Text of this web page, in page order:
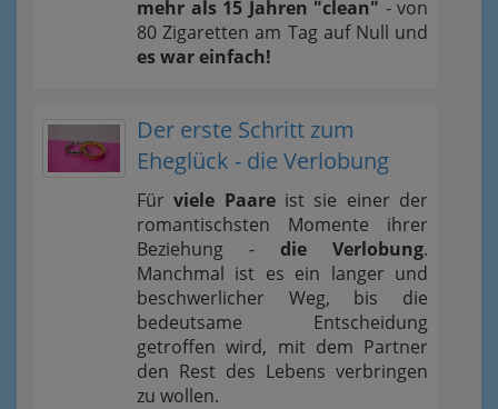
mehr als 15 Jahren "clean" - von
80 Zigaretten am Tag auf Null und
es war einfach!
Der erste Schritt zum
Eheglück - die Verlobung
Fürviele Paareist sie einer der
romantischsten Momente ihrer
Beziehung - die Verlobung.
Manchmal ist es ein langer und
beschwerlicher Weg, bis die
bedeutsame Entscheidung
getroffen wird, mit dem Partner
den Rest des Lebens verbringen
zu wollen.